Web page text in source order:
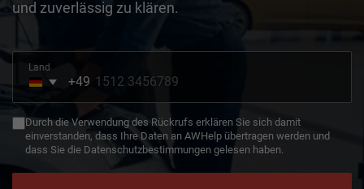
und zuverlässig zu klären.
Land
Germany
+49
+49
Durch die Verwendung des Rückrufs erklären Sie sich damit
einverstanden, dass Ihre Daten an AWHelp übertragen werden und
dass Sie die Datenschutzbestimmungen gelesen haben.